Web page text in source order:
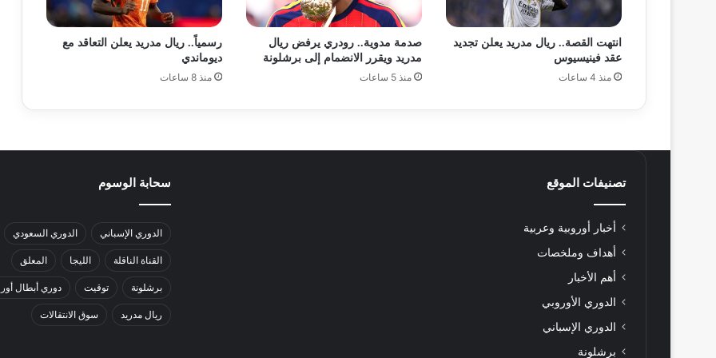
انتهت القصة.. ريال مدريد يعلن تجديد
عقد فينيسيوس
منذ 4 ساعات
صدمة مدوية.. رودري يرفض ريال
مدريد ويقرر الانضمام إلى برشلونة
منذ 5 ساعات
رسمياً.. ريال مدريد يعلن التعاقد مع
ديوماندي
منذ 8 ساعات
تصنيفات الموقع
أخبار أوروبية وعربية
أهداف وملخصات
أهم الأخبار
الدوري الأوروبي
الدوري الإسباني
برشلونة
سحابة الوسوم
الدوري الإسباني الدوري السعودي
القناة الناقلة الليجا المعلق
برشلونة توقيت دوري أبطال
ريال مدريد سوق الانتقالات